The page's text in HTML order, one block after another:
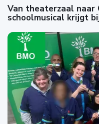
Van theaterzaal naar
schoolmusical krijgt